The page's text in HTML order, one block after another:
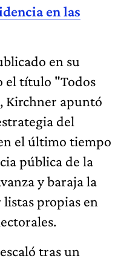
en las
en su
el título "Todos
Kirchner apuntó
del
el último tiempo
pública de la
y baraja la
propias en
tras un